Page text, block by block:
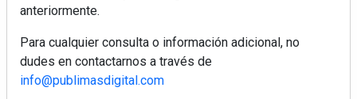
Suscripciones
Política de Privacidad
Política de Cookies
Política de Redes
anteriormente.
Para cualquier consulta o información adicional, no
dudes en contactarnos a través de
info@publimasdigital.com